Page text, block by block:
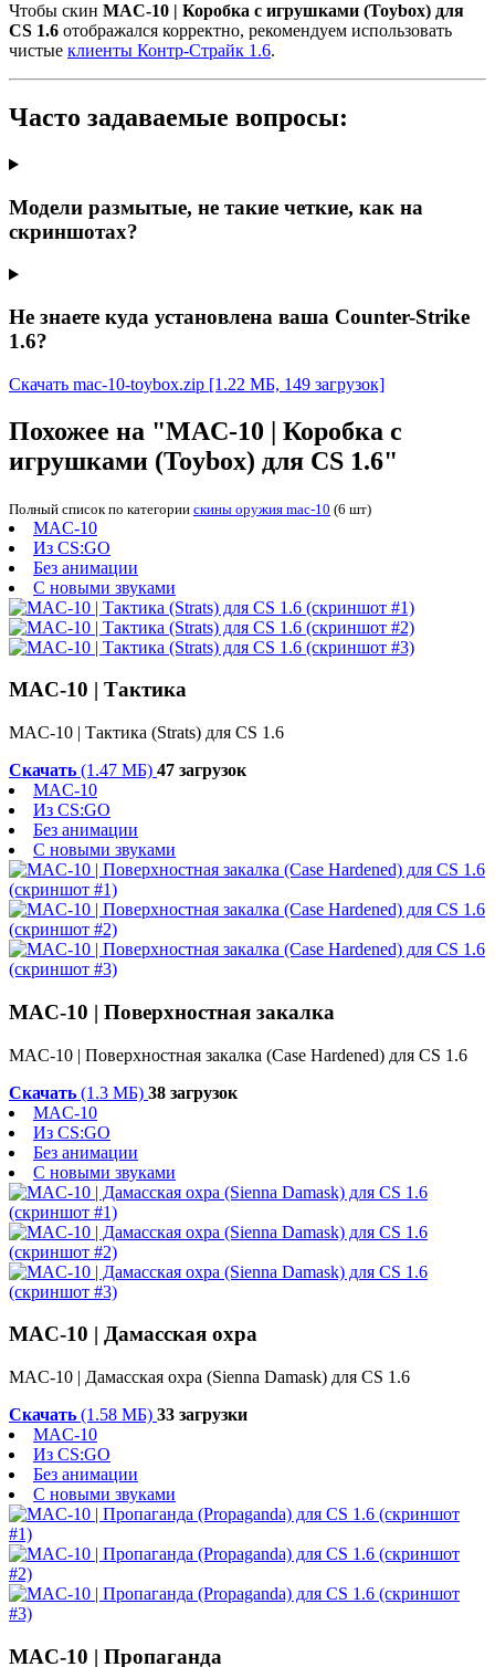
Чтобы скин MAC-10 | Коробка с игрушками (Toybox) для
CS 1.6 отображался корректно, рекомендуем использовать
чистые клиенты Контр-Страйк 1.6.
Часто задаваемые вопросы:
Модели размытые, не такие четкие, как на
скриншотах?
Не знаете куда установлена ваша Counter-Strike
1.6?
Скачать mac-10-toybox.zip [1.22 МБ, 149 загрузок]
Похожее на "MAC-10 | Коробка с
игрушками (Toybox) для CS 1.6"
Полный список по категории скины оружия mac-10 (6 шт)
MAC-10
Из CS:GO
Без анимации
С новыми звуками
MAC-10 | Тактика
MAC-10 | Тактика (Strats) для CS 1.6
Скачать (1.47 МБ) 47 загрузок
MAC-10
Из CS:GO
Без анимации
С новыми звуками
MAC-10 | Поверхностная закалка
MAC-10 | Поверхностная закалка (Case Hardened) для CS 1.6
Скачать (1.3 МБ) 38 загрузок
MAC-10
Из CS:GO
Без анимации
С новыми звуками
MAC-10 | Дамасская охра
MAC-10 | Дамасская охра (Sienna Damask) для CS 1.6
Скачать (1.58 МБ) 33 загрузки
MAC-10
Из CS:GO
Без анимации
С новыми звуками
MAC-10 | Пропаганда